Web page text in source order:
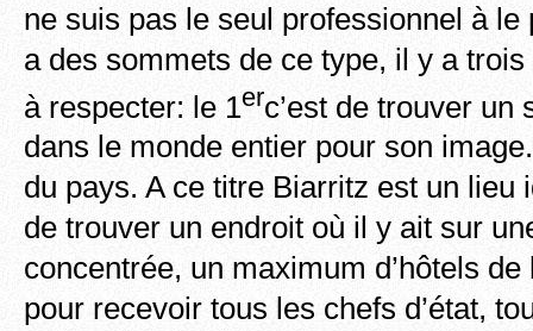
ne suis pas le seul professionnel à le
a des sommets de ce type, il y a
à respecter: le 1 erc’est de trouver un
dans le monde entier pour son
du pays. A ce titre Biarritz est un lieu
de trouver un endroit où il y ait sur
concentrée, un maximum d’hôtels
pour recevoir tous les chefs d’état,